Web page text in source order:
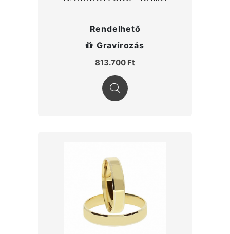
Rendelhető
Gravírozás
813.700 Ft